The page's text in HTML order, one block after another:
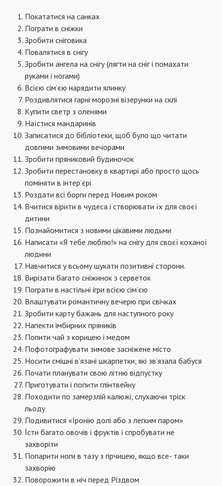
Покататися на санках
Пограти в сніжки
Зробити сніговика
Повалятися в снігу
Зробити ангела на снігу (лягти на сніг і помахати
руками і ногами)
Всією сім’єю нарядити ялинку
Роздивлятися гарні морозні візерунки на склі
Купити светр з оленями
Наїстися мандаринів
Записатися до бібліотеки, щоб було що читати
довгими зимовими вечорами
Зробити пряниковий будиночок
Зробити перестановку в квартирі або просто щось
поміняти в інтер’єрі
Роздати всі борги перед Новим роком
Вчитися вірити в чудеса і створювати їх для своєї
дитини
Познайомитися з новими цікавими людьми
Написати «Я тебе люблю!» на снігу для своєї коханої
людини
Навчитися у всьому шукати позитивні сторони.
Вирізати багато сніжинок з серветок
Пограти в настільні ігри всією сім’єю
Влаштувати романтичну вечерю при свічках
Зробити карту бажань для наступного року
Напекти імбирних пряників
Попити чай з корицею і медом
Пофотографувати зимове засніжене місто
Носити смішні в’язані шкарпетки, які зв’язала бабуся
Почати планувати свою літню відпустку
Приготувати і попити глінтвейну
Походити по замерзлій калюжі, слухаючи тріск
льоду
Подивитися «Іронію долі або з легким паром»
Їсти багато овочів і фруктів і спробувати не
захворіти
Попарити ноги в тазу з гірчицею, якщо все- таки
захворію
Поворожити в ніч перед Різдвом